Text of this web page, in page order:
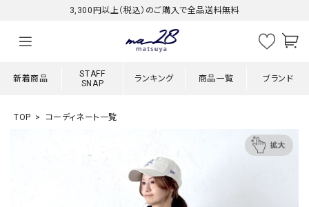
3,300円以上（税込）のご購入で全品送料無料
新着商品
STAFF
SNAP
ランキング 商品一覧 ブランド
TOP コーディネート一覧